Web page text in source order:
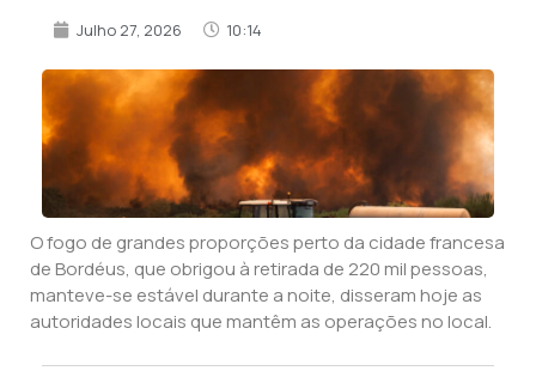
Julho 27, 2026 10:14
O fogo de grandes proporções perto da cidade francesa
de Bordéus, que obrigou à retirada de 220 mil pessoas,
manteve-se estável durante a noite, disseram hoje as
autoridades locais que mantêm as operações no local.